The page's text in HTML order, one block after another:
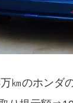
㎞のホンダ